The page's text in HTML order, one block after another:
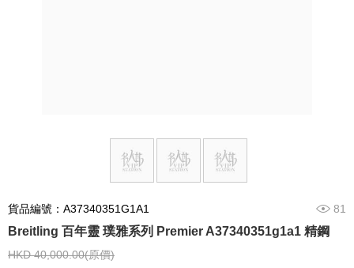
貨品編號：A37340351G1A1 81
Breitling 百年靈 璞雅系列 Premier A37340351g1a1 精鋼
HKD 40,000.00(原價)